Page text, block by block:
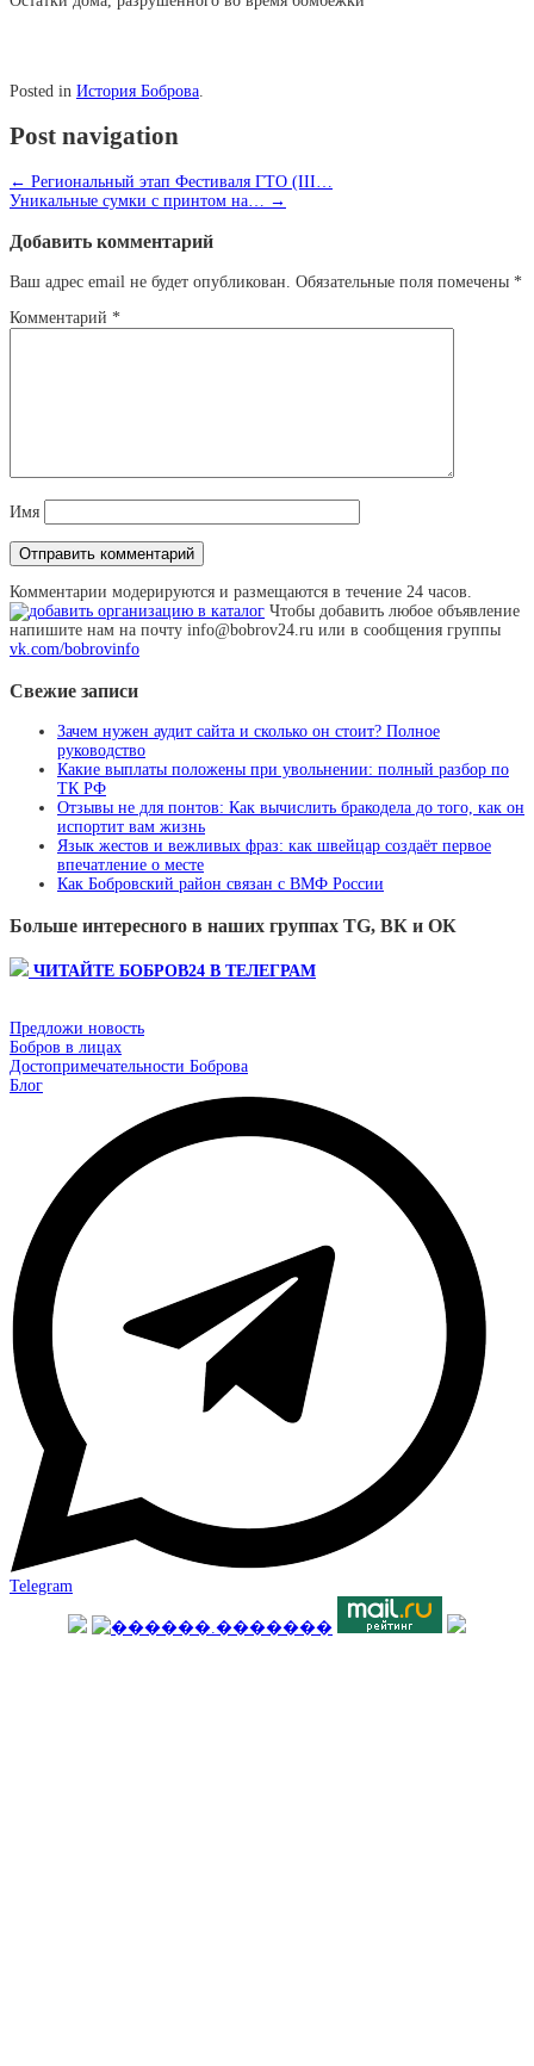
Posted in История Боброва
Post navigation
← Региональный этап Фестиваля ГТО (III…
Уникальные сумки с принтом на…
→
Добавить комментарий
Ваш адрес email не будет опубликован. Обязательные поля помечены *
Комментарий *
Имя
Комментарии модерируются и размещаются в течение 24 часов.
Чтобы добавить любое объявление
напишите нам на почту info@bobrov24.ru или в сообщения группы
vk.com/bobrovinfo
Свежие записи
Зачем нужен аудит сайта и сколько он стоит? Полное
руководство
Какие выплаты положены при увольнении: полный разбор по
ТК РФ
Отзывы не для понтов: Как вычислить бракодела до того, как он
испортит вам жизнь
Язык жестов и вежливых фраз: как швейцар создаёт первое
впечатление о месте
Как Бобровский район связан с ВМФ России
Больше интересного в наших группах TG, ВК и ОК
ЧИТАЙТЕ БОБРОВ24 В ТЕЛЕГРАМ
Предложи новость
Бобров в лицах
Достопримечательности Боброва
Блог
Telegram